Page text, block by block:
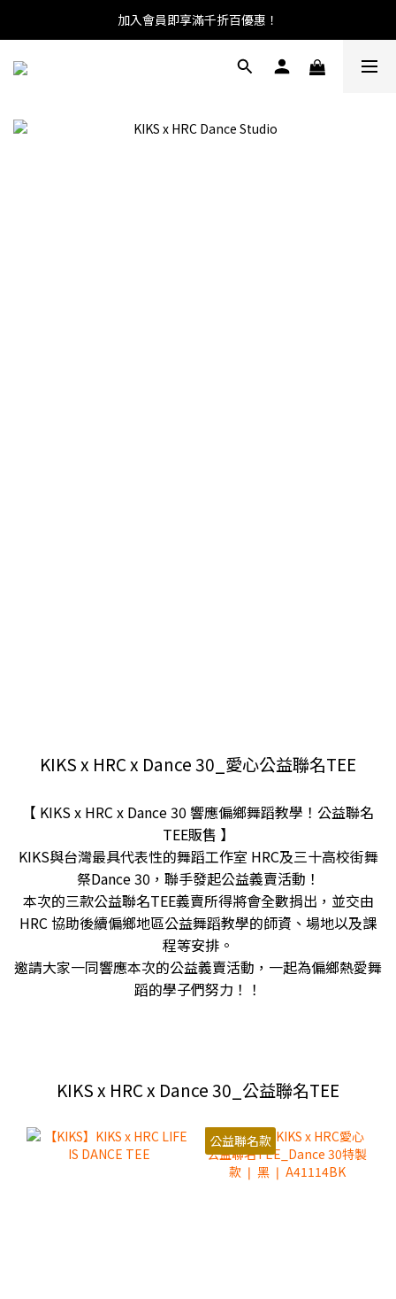
加入會員即享滿千折百優惠！
KIKS x HRC x Dance 30_愛心公益聯名TEE
【 KIKS x HRC x Dance 30 響應偏鄉舞蹈教學！公益聯名
TEE販售 】
KIKS與台灣最具代表性的舞蹈工作室 HRC及三十高校街舞
祭Dance 30，聯手發起公益義賣活動！
本次的三款公益聯名TEE義賣所得將會全數捐出，並交由
HRC 協助後續偏鄉地區公益舞蹈教學的師資、場地以及課
程等安排。
邀請大家一同響應本次的公益義賣活動，一起為偏鄉熱愛舞
蹈的學子們努力！！
KIKS x HRC x Dance 30_公益聯名TEE
公益聯名款